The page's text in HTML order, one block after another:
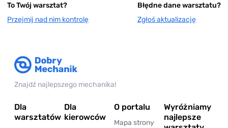
To Twój warsztat?
Przejmij nad nim kontrolę
Błędne dane warsztatu?
Zgłoś aktualizację
Znajdź najlepszego mechanika!
Dla
warsztatów
Dla
kierowców
O portalu
Mapa strony
Wyróżniamy
najlepsze